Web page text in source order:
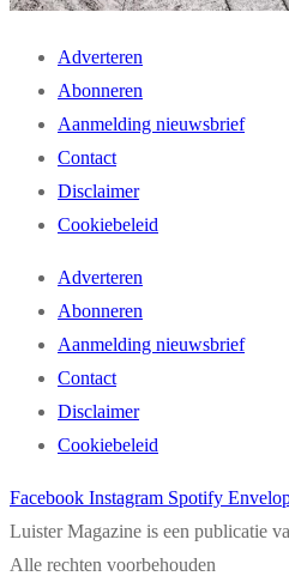
Adverteren
Abonneren
Aanmelding nieuwsbrief
Contact
Disclaimer
Cookiebeleid
Adverteren
Abonneren
Aanmelding nieuwsbrief
Contact
Disclaimer
Cookiebeleid
Facebook Instagram Spotify
Luister Magazine is een publicatie
Alle rechten voorbehouden